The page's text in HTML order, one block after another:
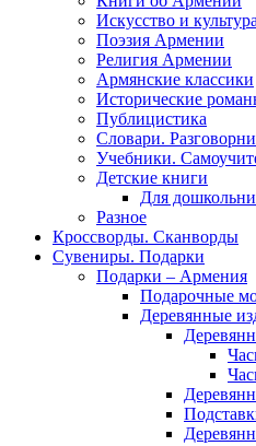
Иcкусство и культура
Поэзия Армении
Религия Армении
Армянские классики
Исторические
Публицистика
Словари.
Учебники.
Детские книги
Для
Разное
Кроссворды. Сканворды
Сувениры. Подарки
Подарки – Армения
Подарочные
Деревянные